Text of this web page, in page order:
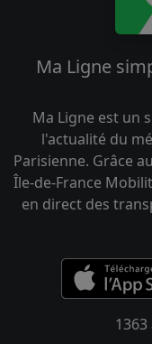
Ma Ligne
Ma Ligne est un
l'actualité du
Parisienne. Grâce
Île-de-France
en direct des
1363